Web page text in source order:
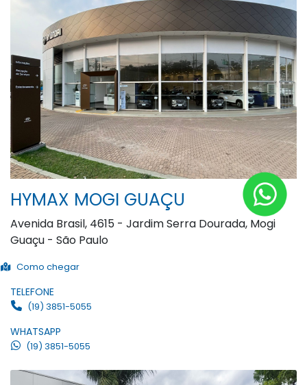
HYMAX MOGI GUAÇU
Avenida Brasil, 4615 - Jardim Serra Dourada, Mogi
Guaçu - São Paulo
Como chegar
TELEFONE
(19) 3851-5055
WHATSAPP
(19) 3851-5055